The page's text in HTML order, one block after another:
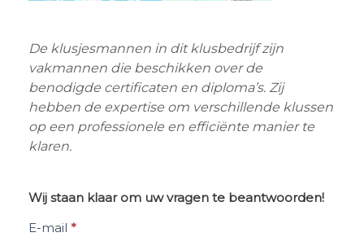
De klusjesmannen in dit klusbedrijf zijn
vakmannen die beschikken over de
benodigde certificaten en diploma’s. Zij
hebben de expertise om verschillende klussen
op een professionele en efficiënte manier te
klaren.
Wij staan klaar om uw vragen te beantwoorden!
Stel
E-mail *